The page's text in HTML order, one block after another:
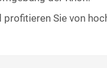
profitieren Sie von